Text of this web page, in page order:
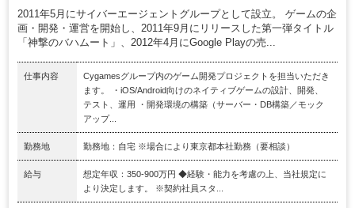
2011年5月にサイバーエージェントグループとして設立。 ゲームの企
画・開発・運営を開始し、2011年9月にリリースした第一弾タイトル
「神撃のバハムート」、2012年4月にGoogle Playの売...
仕事内容
Cygamesグループ内のゲーム開発プロジェクトを担当いただき
ます。 ・iOS/Android向けのネイティブゲームの設計、開発、
テスト、運用 ・開発環境の構築（サーバー・DB構築／モック
アップ...
勤務地 勤務地：自宅 ※場合により東京都本社勤務（要相談）
給与
想定年収：350-900万円 ◆経験・能力を考慮の上、当社規定に
より決定します。 ※契約社員スタ...